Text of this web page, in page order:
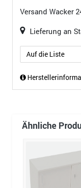
Versand Wacker
Lieferung an
Auf die Liste
Ähnliche